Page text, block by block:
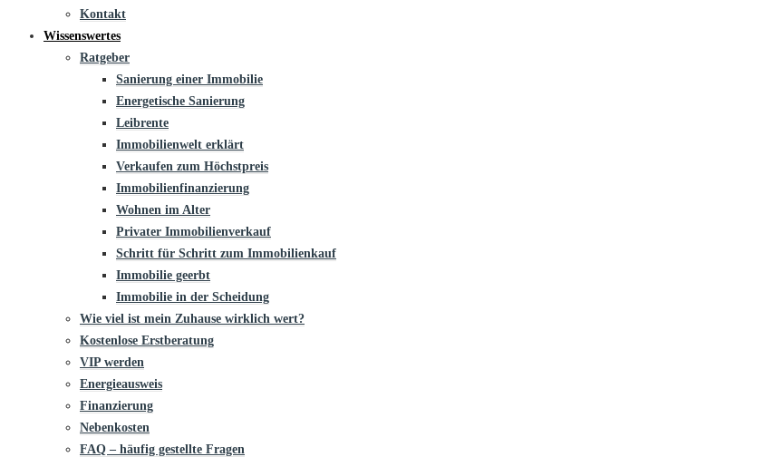
Kontakt
Wissenswertes
Ratgeber
Sanierung einer Immobilie
Energetische Sanierung
Leibrente
Immobilienwelt erklärt
Verkaufen zum Höchstpreis
Immobilienfinanzierung
Wohnen im Alter
Privater Immobilienverkauf
Schritt für Schritt zum Immobilienkauf
Immobilie geerbt
Immobilie in der Scheidung
Wie viel ist mein Zuhause wirklich wert?
Kostenlose Erstberatung
VIP werden
Energieausweis
Finanzierung
Nebenkosten
FAQ – häufig gestellte Fragen